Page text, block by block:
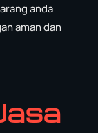
anda
aman dan